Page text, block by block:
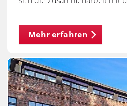
Mehr erfahren